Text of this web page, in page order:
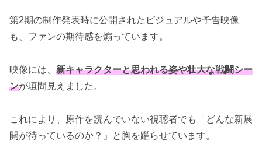
第2期の制作発表時に公開されたビジュアルや予告映像
も、ファンの期待感を煽っています。
映像には、 新キャラクターと思われる姿や壮大な戦闘シー
ンが垣間見えました。
これにより、原作を読んでいない視聴者でも「どんな新展
開が待っているのか？」と胸を躍らせています。